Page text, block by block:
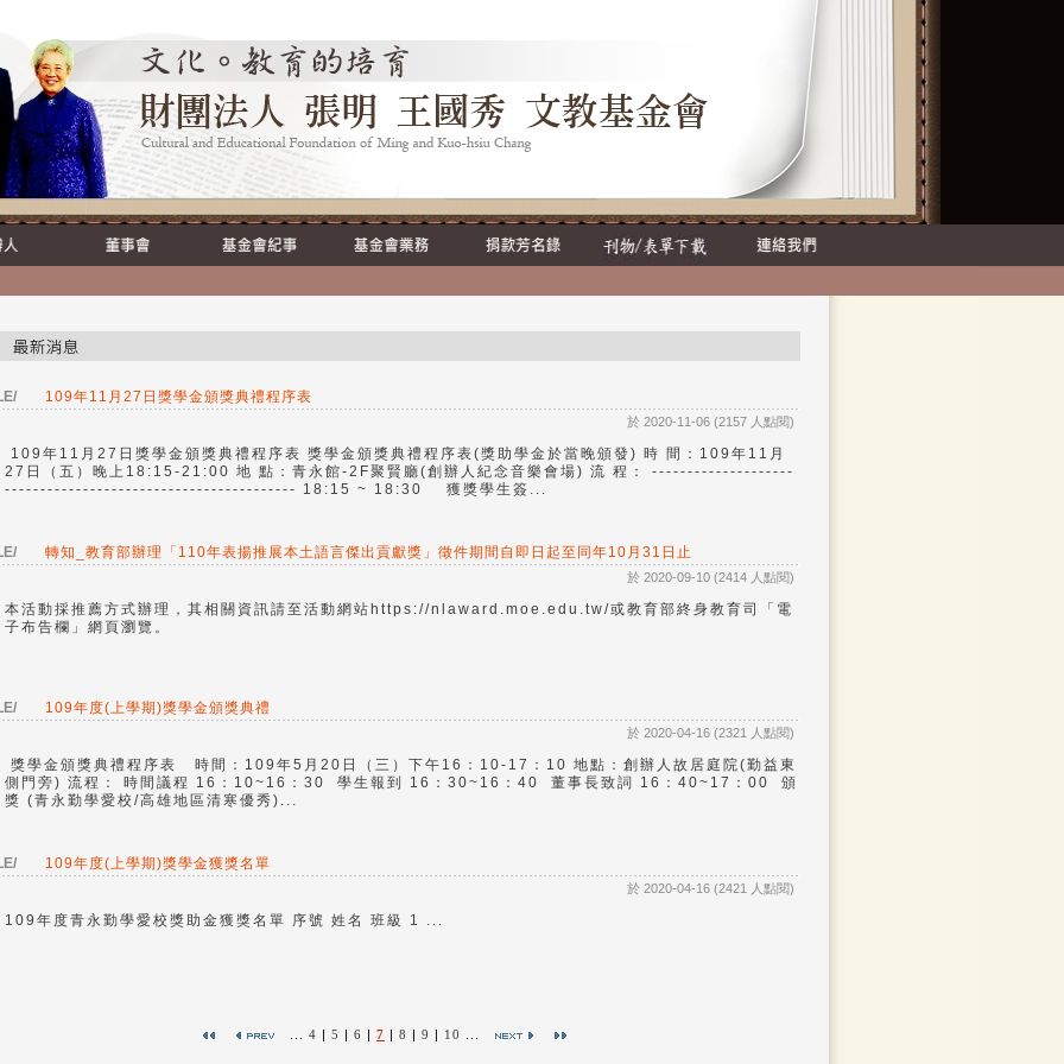
109年11月27日獎學金頒獎典禮程序表
於 2020-11-06 (2157 人點閱)
109年11月27日獎學金頒獎典禮程序表 獎學金頒獎典禮程序表(獎助學金於當晚頒發) 時 間：109年11月
27日（五）晚上18:15-21:00 地 點：青永館-2F聚賢廳(創辦人紀念音樂會場) 流 程： --------------------
----------------------------------------- 18:15 ~ 18:30 獲獎學生簽...
轉知_教育部辦理「110年表揚推展本土語言傑出貢獻獎」徵件期間自即日起至同年10月31日止
於 2020-09-10 (2414 人點閱)
本活動採推薦方式辦理，其相關資訊請至活動網站https://nlaward.moe.edu.tw/或教育部終身教育司「電
子布告欄」網頁瀏覽。
109年度(上學期)獎學金頒獎典禮
於 2020-04-16 (2321 人點閱)
獎學金頒獎典禮程序表 時間：109年5月20日（三）下午16：10-17：10 地點：創辦人故居庭院(勤益東
側門旁) 流程： 時間議程 16：10~16：30 學生報到 16：30~16：40 董事長致詞 16：40~17：00 頒
獎 (青永勤學愛校/高雄地區清寒優秀)...
109年度(上學期)獎學金獲獎名單
於 2020-04-16 (2421 人點閱)
109年度青永勤學愛校獎助金獲獎名單 序號 姓名 班級 1 ...
4 | 5 | 6 | 7 | 8 | 9 | 10